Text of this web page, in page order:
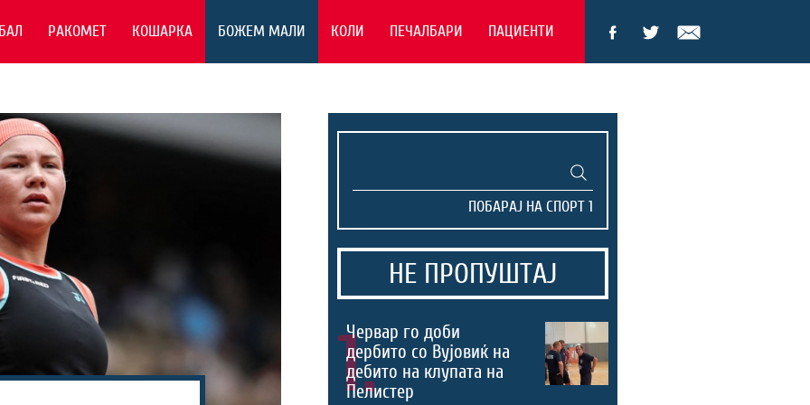
РАКОМЕТ КОШАРКА БОЖЕМ МАЛИ КОЛИ ПЕЧАЛБАРИ ПАЦИЕНТИ
НЕ ПРОПУШТАЈ
1.
Червар го доби
дербито со Вујовиќ на
дебито на клупата на
Пелистер